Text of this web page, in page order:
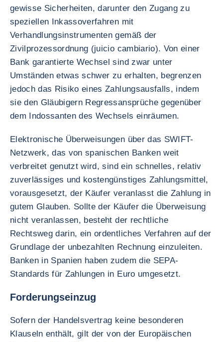
gewisse Sicherheiten, darunter den Zugang zu
speziellen Inkassoverfahren mit
Verhandlungsinstrumenten gemäß der
Zivilprozessordnung (juicio cambiario). Von einer
Bank garantierte Wechsel sind zwar unter
Umständen etwas schwer zu erhalten, begrenzen
jedoch das Risiko eines Zahlungsausfalls, indem
sie den Gläubigern Regressansprüche gegenüber
dem Indossanten des Wechsels einräumen.
Elektronische Überweisungen über das SWIFT-
Netzwerk, das von spanischen Banken weit
verbreitet genutzt wird, sind ein schnelles, relativ
zuverlässiges und kostengünstiges Zahlungsmittel,
vorausgesetzt, der Käufer veranlasst die Zahlung in
gutem Glauben. Sollte der Käufer die Überweisung
nicht veranlassen, besteht der rechtliche
Rechtsweg darin, ein ordentliches Verfahren auf der
Grundlage der unbezahlten Rechnung einzuleiten.
Banken in Spanien haben zudem die SEPA-
Standards für Zahlungen in Euro umgesetzt.
Forderungseinzug
Sofern der Handelsvertrag keine besonderen
Klauseln enthält, gilt der von der Europäischen